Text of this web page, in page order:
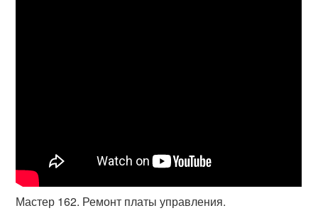
Мастер 162. Ремонт платы управления.